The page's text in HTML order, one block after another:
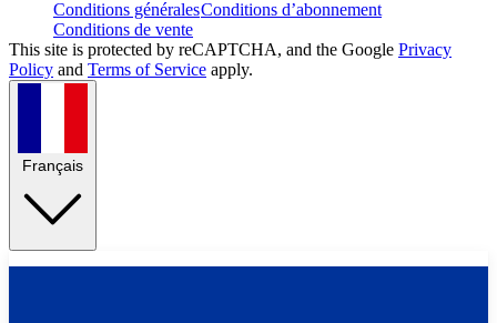
Conditions généralesConditions d’abonnement
Conditions de vente
This site is protected by reCAPTCHA, and the Google Privacy
Policy and Terms of Service apply.
Français